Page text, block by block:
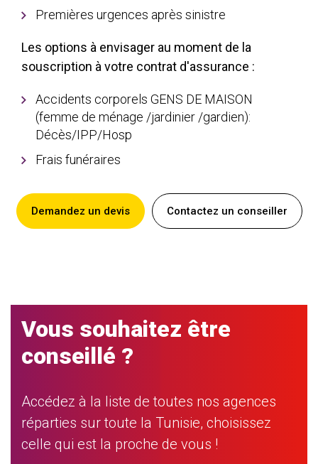
Premières urgences après sinistre
Les options à envisager au moment de la
souscription à votre contrat d'assurance :
Accidents corporels GENS DE MAISON
(femme de ménage /jardinier /gardien):
Décès/IPP/Hosp
Frais funéraires
Demandez un devis Contactez un conseiller
Vous souhaitez être
conseillé ?
Accédez à la liste de toutes nos agences
réparties sur toute la Tunisie, choisissez
celle qui est la proche de vous !